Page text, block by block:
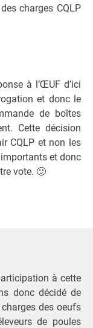
charges CQLP
à l’ŒUF d’ici
et donc le
de boîtes
Cette décision
CQLP et non les
et donc
vote. 🙂
à cette
donc décidé de
des oeufs
de poules